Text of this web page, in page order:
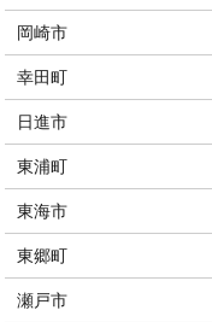
岡崎市
幸田町
日進市
東浦町
東海市
東郷町
瀬戸市